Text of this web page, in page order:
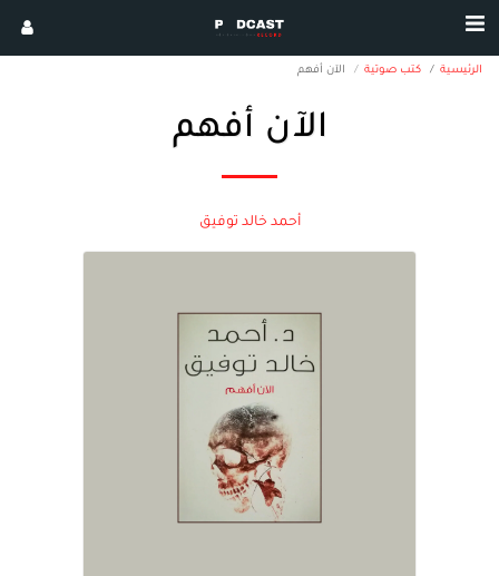
الرئيسية كتب صوتية الآن أفهم
الآن أفهم
أحمد خالد توفيق